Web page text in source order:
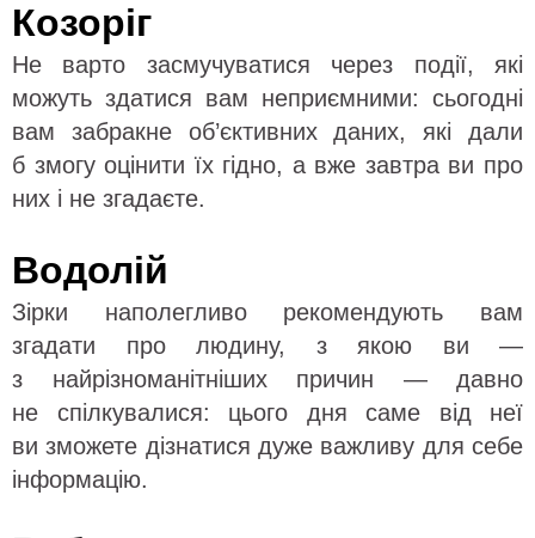
Козоріг
Не варто засмучуватися через події, які
можуть здатися вам неприємними: сьогодні
вам забракне об’єктивних даних, які дали
б змогу оцінити їх гідно, а вже завтра ви про
них і не згадаєте.
Водолій
Зірки наполегливо рекомендують вам
згадати про людину, з якою ви —
з найрізноманітніших причин — давно
не спілкувалися: цього дня саме від неї
ви зможете дізнатися дуже важливу для себе
інформацію.